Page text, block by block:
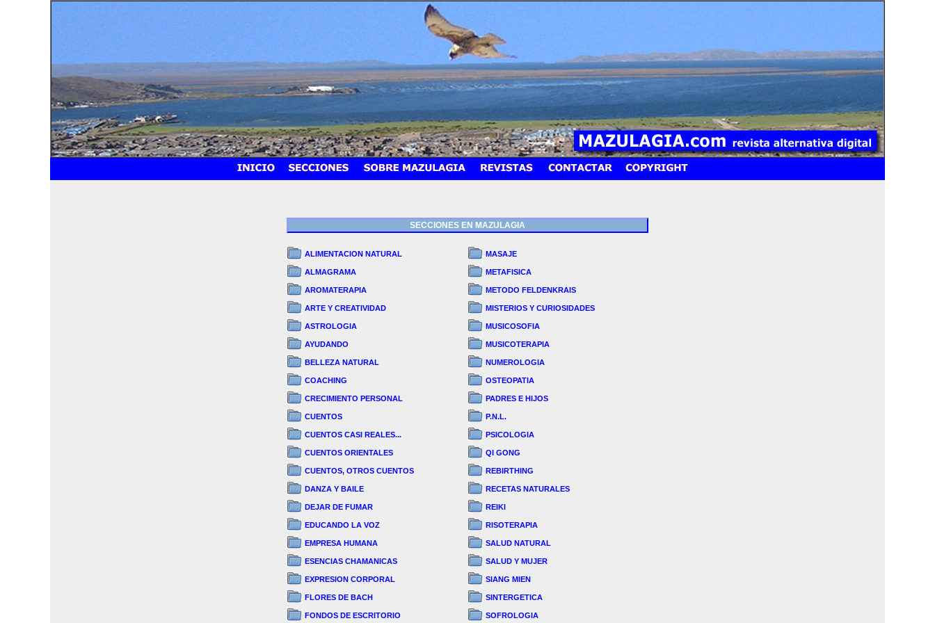
SECCIONES EN MAZULAGIA
ALIMENTACION NATURAL
ALMAGRAMA
AROMATERAPIA
ARTE Y CREATIVIDAD
ASTROLOGIA
AYUDANDO
BELLEZA NATURAL
COACHING
CRECIMIENTO PERSONAL
CUENTOS
CUENTOS CASI REALES...
CUENTOS ORIENTALES
CUENTOS, OTROS CUENTOS
DANZA Y BAILE
DEJAR DE FUMAR
EDUCANDO LA VOZ
EMPRESA HUMANA
ESENCIAS CHAMANICAS
EXPRESION CORPORAL
FLORES DE BACH
FONDOS DE ESCRITORIO
MASAJE
METAFISICA
METODO FELDENKRAIS
MISTERIOS Y CURIOSIDADES
MUSICOSOFIA
MUSICOTERAPIA
NUMEROLOGIA
OSTEOPATIA
PADRES E HIJOS
P.N.L.
PSICOLOGIA
QI GONG
REBIRTHING
RECETAS NATURALES
REIKI
RISOTERAPIA
SALUD NATURAL
SALUD Y MUJER
SIANG MIEN
SINTERGETICA
SOFROLOGIA